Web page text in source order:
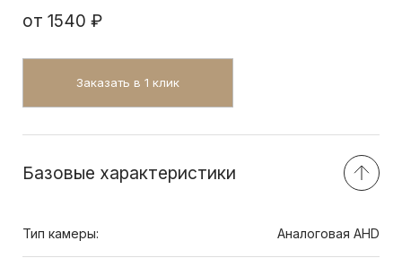
от 1540 ₽
Заказать в 1 клик
Базовые характеристики
Тип камеры: Аналоговая AHD